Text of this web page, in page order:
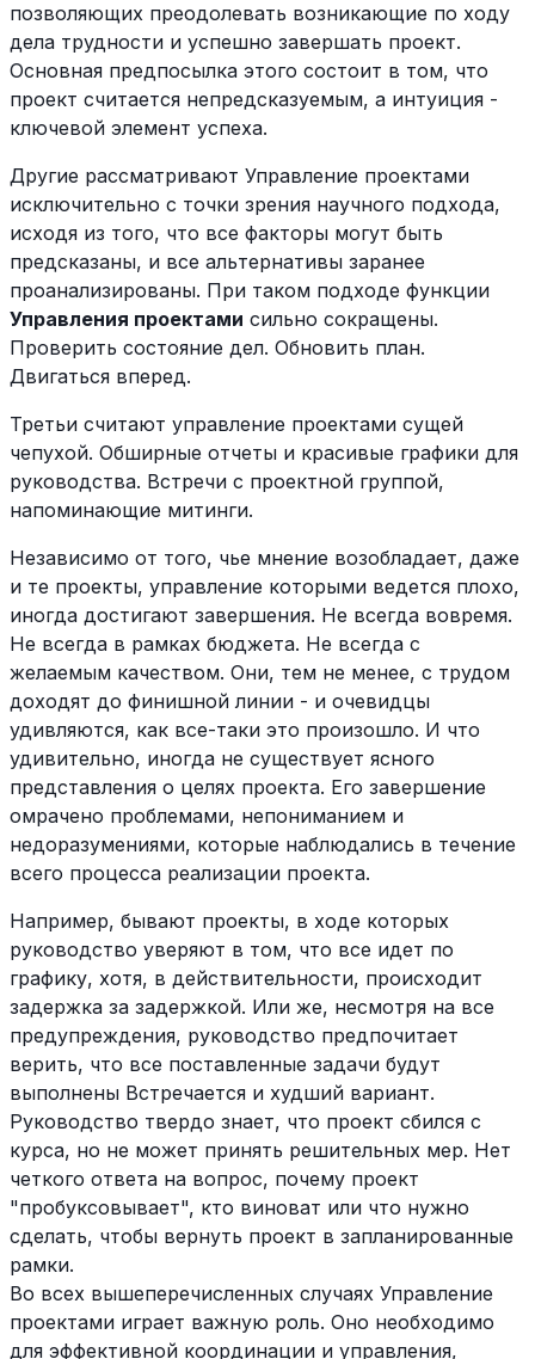
позволяющих преодолевать возникающие по ходу
дела трудности и успешно завершать проект.
Основная предпосылка этого состоит в том, что
проект считается непредсказуемым, а интуиция -
ключевой элемент успеха.
Другие рассматривают Управление проектами
исключительно с точки зрения научного подхода,
исходя из того, что все факторы могут быть
предсказаны, и все альтернативы заранее
проанализированы. При таком подходе функции
Управления проектами сильно сокращены.
Проверить состояние дел. Обновить план.
Двигаться вперед.
Третьи считают управление проектами сущей
чепухой. Обширные отчеты и красивые графики для
руководства. Встречи с проектной группой,
напоминающие митинги.
Независимо от того, чье мнение возобладает, даже
и те проекты, управление которыми ведется плохо,
иногда достигают завершения. Не всегда вовремя.
Не всегда в рамках бюджета. Не всегда с
желаемым качеством. Они, тем не менее, с трудом
доходят до финишной линии - и очевидцы
удивляются, как все-таки это произошло. И что
удивительно, иногда не существует ясного
представления о целях проекта. Его завершение
омрачено проблемами, непониманием и
недоразумениями, которые наблюдались в течение
всего процесса реализации проекта.
Например, бывают проекты, в ходе которых
руководство уверяют в том, что все идет по
графику, хотя, в действительности, происходит
задержка за задержкой. Или же, несмотря на все
предупреждения, руководство предпочитает
верить, что все поставленные задачи будут
выполнены Встречается и худший вариант.
Руководство твердо знает, что проект сбился с
курса, но не может принять решительных мер. Нет
четкого ответа на вопрос, почему проект
"пробуксовывает", кто виноват или что нужно
сделать, чтобы вернуть проект в запланированные
рамки.
Во всех вышеперечисленных случаях Управление
проектами играет важную роль. Оно необходимо
для эффективной координации и управления,